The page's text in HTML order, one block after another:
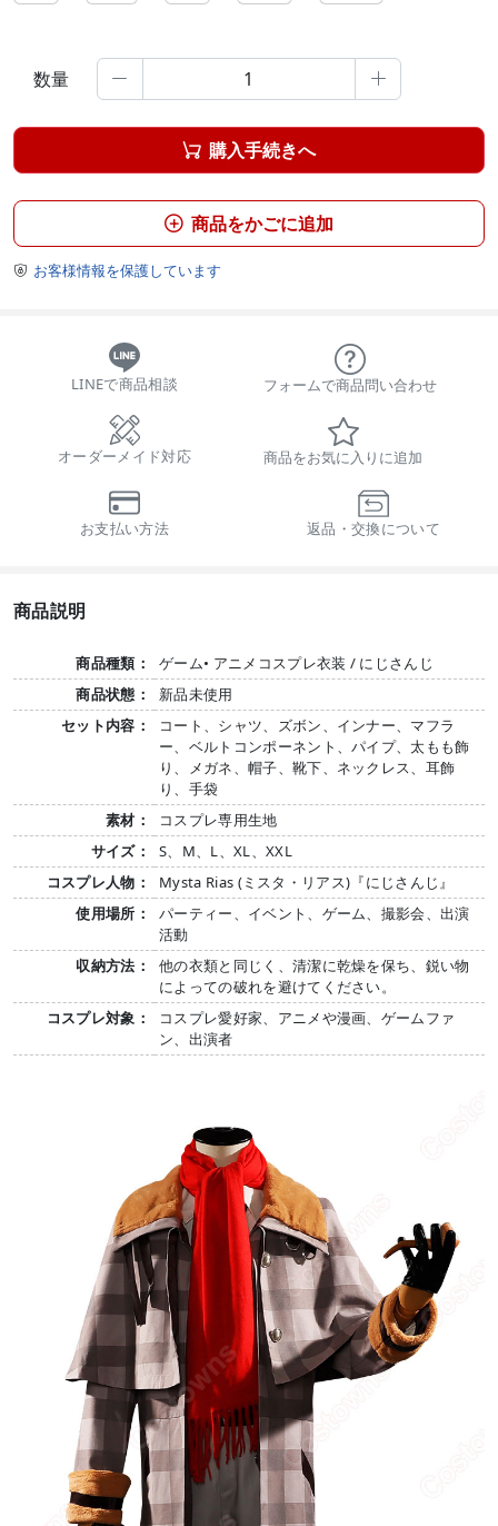
数量  
 購入手続きへ
 商品をかごに追加
 お客様情報を保護しています
LINEで商品相談 フォームで商品問い合わせ
オーダーメイド対応 商品をお気に入りに追加
お支払い方法 返品・交換について
商品説明
商品種類：
ゲーム• アニメコスプレ衣装 / にじさんじ
商品状態：
新品未使用
セット内容：
コート、シャツ、ズボン、インナー、マフラ
ー、ベルトコンポーネント、パイプ、太もも飾
り、メガネ、帽子、靴下、ネックレス、耳飾
り、手袋
素材：
コスプレ専用生地
サイズ：
S、M、L、XL、XXL
コスプレ人物：
Mysta Rias (ミスタ・リアス)『にじさんじ』
使用場所：
パーティー、イベント、ゲーム、撮影会、出演
活動
収納方法：
他の衣類と同じく、清潔に乾燥を保ち、鋭い物
によっての破れを避けてください。
コスプレ対象：
コスプレ愛好家、アニメや漫画、ゲームファ
ン、出演者